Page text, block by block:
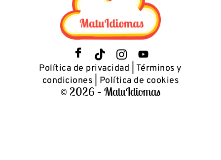
Política de privacidad
Términos y
condiciones
Política de cookies
© 2026 – MatuIdiomas​